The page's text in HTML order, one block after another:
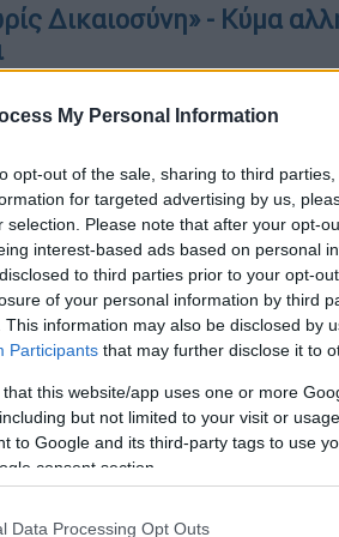
My Personal Information
opt-out of the sale, sharing to third
for targeted advertising by us,
selection. Please note that after your opt-
interest-based ads based on personal
to third parties prior to your opt-
of your personal information by third
This information may also be disclosed by
Participants that may further disclose it to
that this website/app uses one or more
but not limited to your visit or
to Google and its third-party tags to use
consent section.
Data Processing Opt Outs
Δικαιοσύνη» - Κύμα
που έχουν συλλέξει
62χρονη, η μητέρα της
που λάμβανε. Ωστόσο,
62χρονηςείχε εξαφανιστεί
κάποιες φορές. Τη
επέτρεπε να την δούμε.
της. Όλα αυτά πριν από